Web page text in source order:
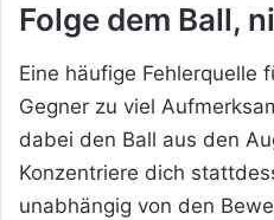
Folge dem Ball,
Eine häufige Fehlerquelle
Gegner zu viel
dabei den Ball aus den
Konzentriere dich
unabhängig von den